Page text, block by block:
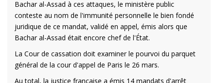
Bachar al-Assad à ces attaques, le ministère public
conteste au nom de l'immunité personnelle le bien fondé
juridique de ce mandat, validé en appel, émis alors que
Bachar al-Assad était encore chef de l'État.
La Cour de cassation doit examiner le pourvoi du parquet
général de la cour d'appel de Paris le 26 mars.
Au total, la justice française a émis 14 mandats d'arrêt